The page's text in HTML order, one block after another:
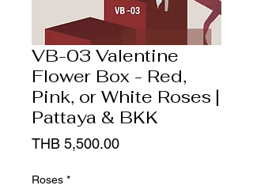
VB-03 Valentine
Flower Box - Red,
Pink, or White Roses |
Pattaya & BKK
THB 5,500.00Price
Roses *